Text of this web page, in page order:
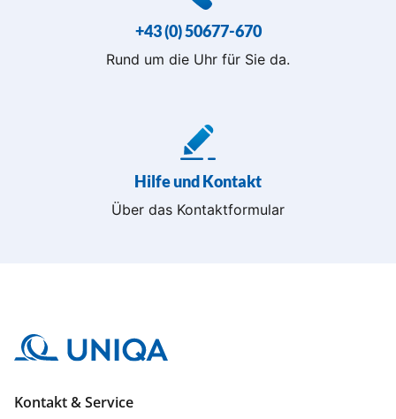
+43 (0) 50677-670
Rund um die Uhr für Sie da.
Hilfe und Kontakt
Über das Kontaktformular
Kontakt & Service